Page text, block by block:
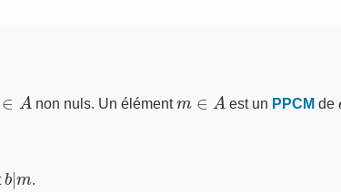
non nuls. Un élément est un PPCM de
b|
m
.